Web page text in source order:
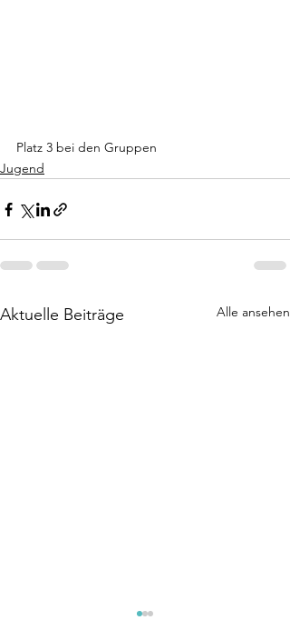
Platz 3 bei den Gruppen
Jugend
Aktuelle Beiträge Alle ansehen